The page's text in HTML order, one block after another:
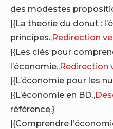
des modestes
|{La theorie du donut :
principes.,Redirection
|{Les clés pour
l’économie.,Redirection
|{L’économie pour les
|{L’économie en BD.,
référence.}
|{Comprendre